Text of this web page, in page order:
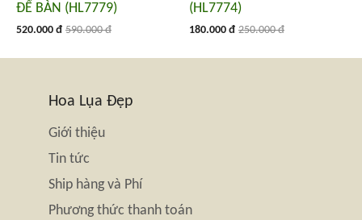
ĐỂ BÀN (HL7779)
520.000 đ 590.000 đ
(HL7774)
180.000 đ 250.000 đ
Hoa Lụa Đẹp
Giới thiệu
Tin tức
Ship hàng và Phí
Phương thức thanh toán